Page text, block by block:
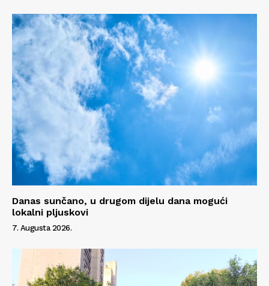
Danas sunčano, u drugom dijelu dana mogući
lokalni pljuskovi
7. Augusta 2026.